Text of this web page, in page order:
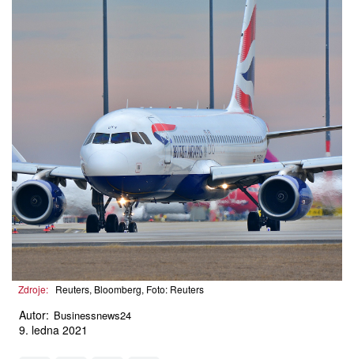
Zdroje: Reuters, Bloomberg, Foto: Reuters
Autor: Businessnews24
9. ledna 2021